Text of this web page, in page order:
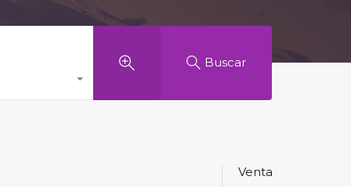
Buscar
Venta